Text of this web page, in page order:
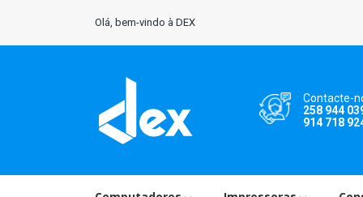
Olá, bem-vindo à DEX
Contacte-
258 944
914 718